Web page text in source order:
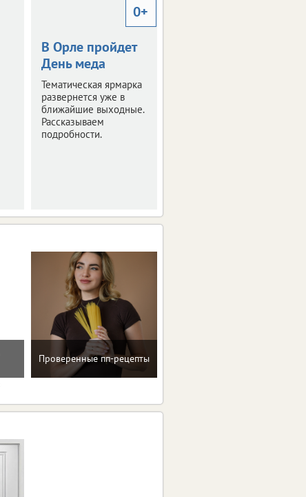
0+
В Орле пройдет
День меда
Тематическая ярмарка
развернется уже в
ближайшие выходные.
Рассказываем
подробности.
Проверенные пп-рецепты